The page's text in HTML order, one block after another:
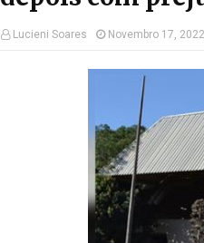
Lucieni Soares Novembro 17, 2022